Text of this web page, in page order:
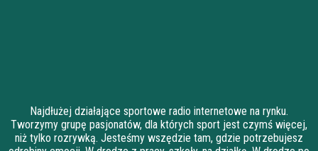
Najdłużej działające sportowe radio internetowe na rynku.
Tworzymy grupę pasjonatów, dla których sport jest czymś więcej,
niż tylko rozrywką. Jesteśmy wszędzie tam, gdzie potrzebujesz